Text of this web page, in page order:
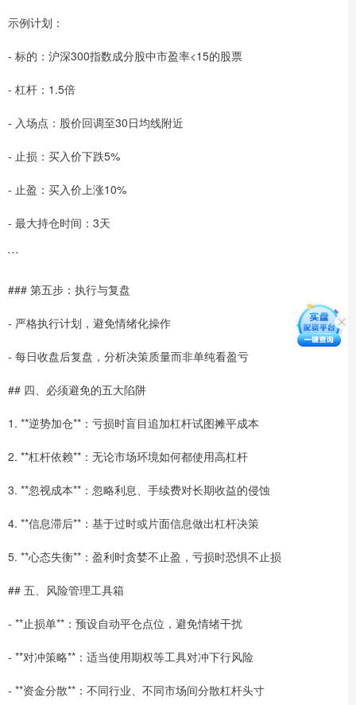
示例计划：
- 标的：沪深300指数成分股中市盈率<15的股票
- 杠杆：1.5倍
- 入场点：股价回调至30日均线附近
- 止损：买入价下跌5%
- 止盈：买入价上涨10%
- 最大持仓时间：3天
```
### 第五步：执行与复盘
- 严格执行计划，避免情绪化操作
- 每日收盘后复盘，分析决策质量而非单纯看盈亏
## 四、必须避免的五大陷阱
1. **逆势加仓**：亏损时盲目追加杠杆试图摊平成本
2. **杠杆依赖**：无论市场环境如何都使用高杠杆
3. **忽视成本**：忽略利息、手续费对长期收益的侵蚀
4. **信息滞后**：基于过时或片面信息做出杠杆决策
5. **心态失衡**：盈利时贪婪不止盈，亏损时恐惧不止损
## 五、风险管理工具箱
- **止损单**：预设自动平仓点位，避免情绪干扰
- **对冲策略**：适当使用期权等工具对冲下行风险
- **资金分散**：不同行业、不同市场间分散杠杆头寸